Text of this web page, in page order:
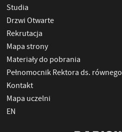
Studia
Drzwi Otwarte
Rekrutacja
Mapa strony
Materiały do pobrania
Pełnomocnik Rektora ds.
Kontakt
Mapa uczelni
EN